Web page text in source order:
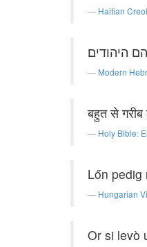
Haitian
היהודים׃
Modern
बहुत से
Holy Bible:
Lőn pedig
Hungarian
Or si levò